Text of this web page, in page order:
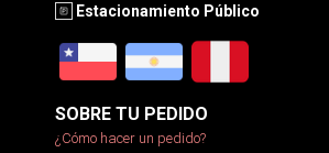
Estacionamiento Público
SOBRE TU PEDIDO
¿Cómo hacer un pedido?